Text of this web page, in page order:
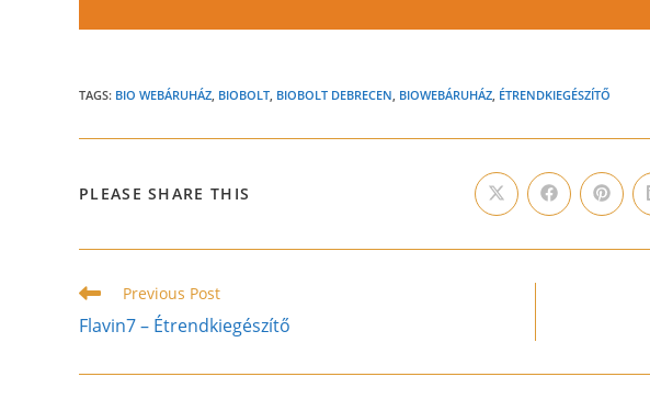
TAGS: BIO WEBÁRUHÁZ, BIOBOLT, BIOBOLT DEBRECEN, BIOWEBÁRUHÁZ, ÉTRENDKIEGÉSZÍTŐ
PLEASE SHARE THIS Opens
in
new
Opens
in
new
Opens
in
new
Read
more
articles
Previous Post
Flavin7 – Étrendkiegészítő